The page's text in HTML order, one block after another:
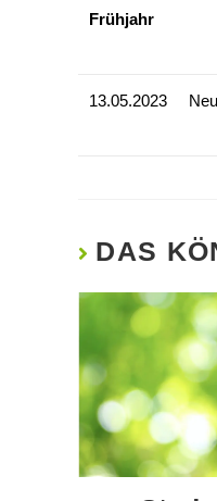
Frühjahr
13.05.2023
DAS